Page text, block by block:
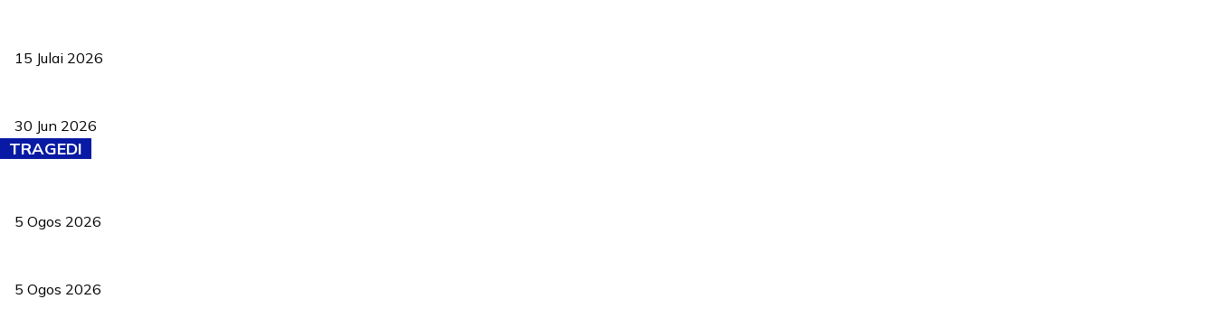
15 Julai 2026
30 Jun 2026
TRAGEDI
5 Ogos 2026
5 Ogos 2026